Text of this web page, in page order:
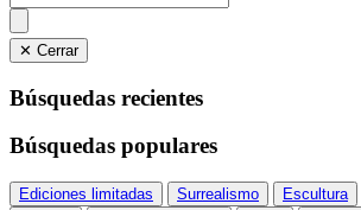
✕ Cerrar
Búsquedas recientes
Búsquedas populares
Ediciones limitadas Surrealismo Escultura